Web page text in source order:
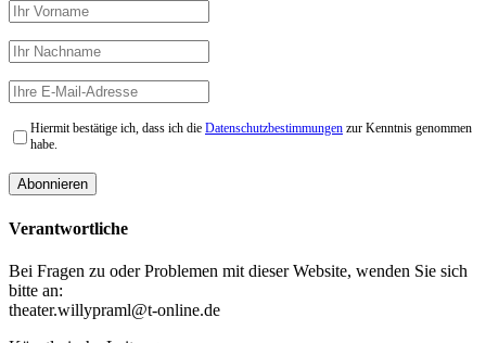
Hiermit bestätige ich, dass ich die Datenschutzbestimmungen zur Kenntnis genommen
habe.
Verantwortliche
Bei Fragen zu oder Problemen mit dieser Website, wenden Sie sich
bitte an:
theater.willypraml@t-online.de